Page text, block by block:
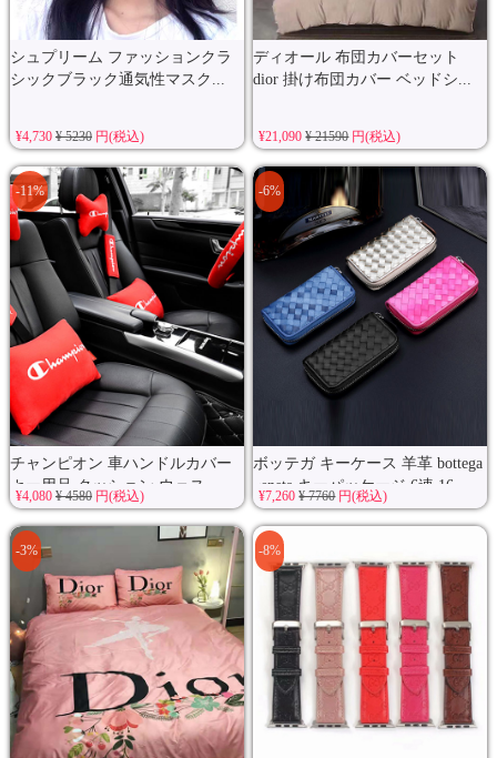
シュプリーム ファッションクラ
シックブラック通気性マスク...
¥4,730 ¥ 5230円(税込)
ディオール 布団カバーセット
dior 掛け布団カバー ベッドシ...
¥21,090¥ 21590円(税込)
チャンピオン 車ハンドルカバー
カー用品 クッション ウェス...
-11%
¥4,080 ¥ 4580円(税込)
ボッテガ キーケース 羊革 bottega
veneta キーパッケージ 6連 16...
-6%
¥7,260¥ 7760円(税込)
-3% -8%